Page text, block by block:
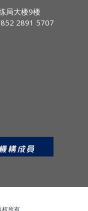
资顾问
3
3
局大楼9楼
2891 5707
权所有